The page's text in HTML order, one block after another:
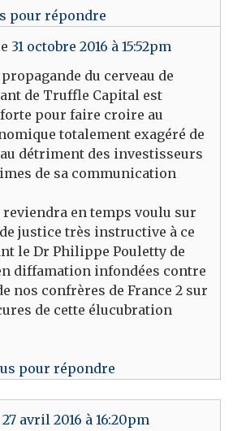
pour répondre
31 octobre 2016 à 15:52pm
du cerveau de
de Truffle Capital est
pour faire croire au
totalement exagéré de
détriment des investisseurs
de sa communication
en temps voulu sur
justice très instructive à ce
le Dr Philippe Pouletty de
diffamation infondées contre
nos confrères de France 2 sur
de cette élucubration
pour répondre
27 avril 2016 à 16:20pm